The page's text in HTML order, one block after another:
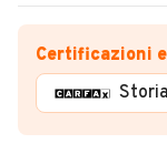
Certificazioni